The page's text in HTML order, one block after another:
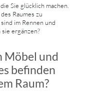
Sie glücklich machen.
Raumes zu
im Rennen und
ergänzen?
Möbel und
befinden
Raum?